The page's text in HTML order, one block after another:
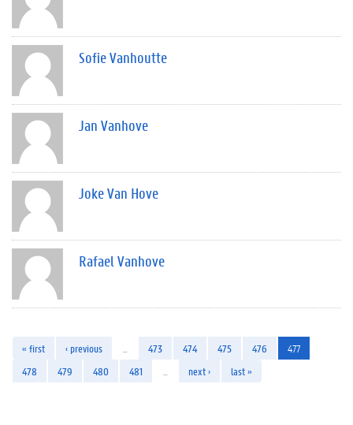
Sofie Vanhoutte
Jan Vanhove
Joke Van Hove
Rafael Vanhove
« first ‹ previous 473 474 475 476
477
478
479 480 481 next › last »